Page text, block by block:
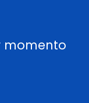
momento